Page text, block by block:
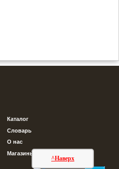
^Наверх
Каталог
Словарь
О нас
Магазины